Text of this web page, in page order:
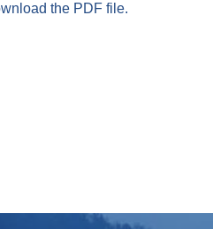
the PDF file.